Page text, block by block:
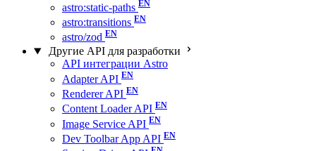
astro:static-paths
astro:transitions
astro/zod
Другие API для разработки
API интеграции Astro
Adapter API
Renderer API
Content Loader API
Image Service API
Dev Toolbar App API